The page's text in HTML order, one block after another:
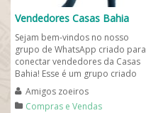
Vendedores Casas Bahia
Sejam bem-vindos no nosso
grupo de WhatsApp criado para
conectar vendedores da Casas
Bahia! Esse é um grupo criado
para que os muitos vendedores
da rede Casas...
Amigos zoeiros
Compras e Vendas